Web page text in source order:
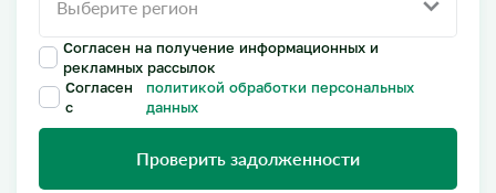
Согласен на получение информационных и
рекламных рассылок
Согласен
с
политикой обработки персональных
данных
Проверить задолженности